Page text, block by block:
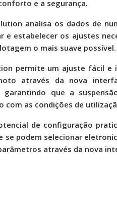
e a segurança.
analisa os dados de
e estabelecer os ajustes
o mais suave possível.
permite um ajuste fácil e
através da nova
garantindo que a
com as condições de
de configuração
se podem selecionar
através da nova